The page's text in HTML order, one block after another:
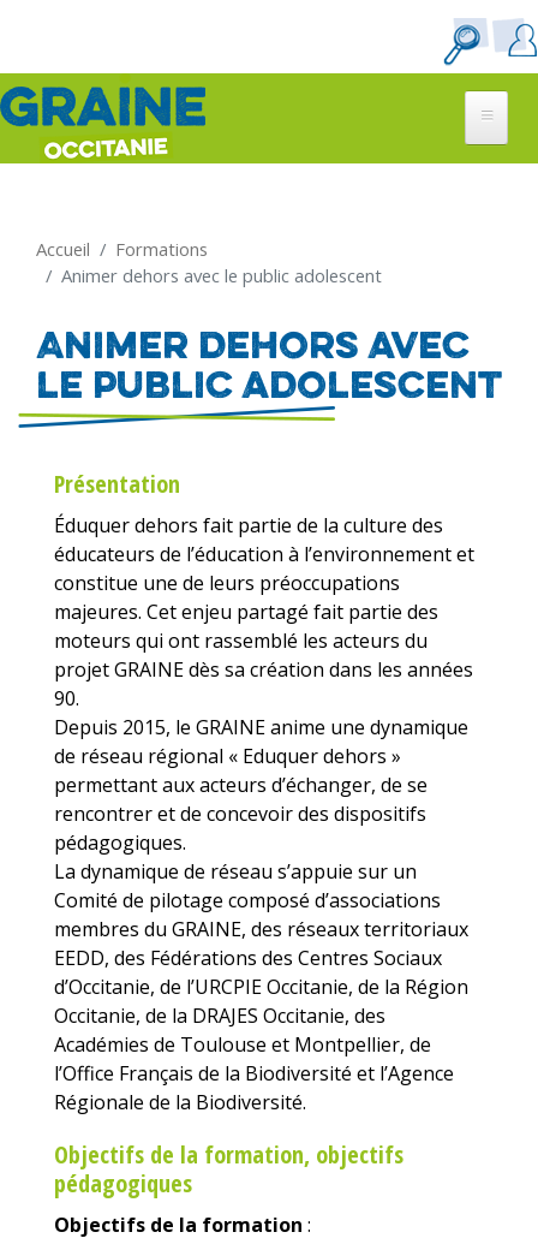
contenu
Accueil
Formations
Animer dehors avec le public adolescent
Animer dehors avec
le public adolescent
Présentation
Éduquer dehors fait partie de la culture des
éducateurs de l’éducation à l’environnement et
constitue une de leurs préoccupations
majeures. Cet enjeu partagé fait partie des
moteurs qui ont rassemblé les acteurs du
projet GRAINE dès sa création dans les années
90.
Depuis 2015, le GRAINE anime une dynamique
de réseau régional « Eduquer dehors »
permettant aux acteurs d’échanger, de se
rencontrer et de concevoir des dispositifs
pédagogiques.
La dynamique de réseau s’appuie sur un
Comité de pilotage composé d’associations
membres du GRAINE, des réseaux territoriaux
EEDD, des Fédérations des Centres Sociaux
d’Occitanie, de l’URCPIE Occitanie, de la Région
Occitanie, de la DRAJES Occitanie, des
Académies de Toulouse et Montpellier, de
l’Office Français de la Biodiversité et l’Agence
Régionale de la Biodiversité.
Objectifs de la formation, objectifs
pédagogiques
Objectifs de la formation :